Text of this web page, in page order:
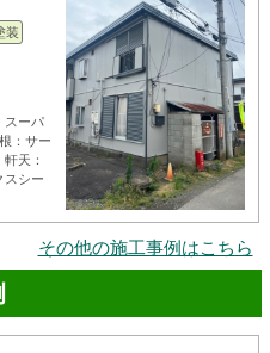
装
スーパ
：サー
天：
シー
その他の施工事例はこちら